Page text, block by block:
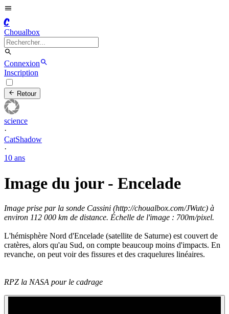
C
Choualbox
Connexion
Inscription
Retour
science
·
CatShadow
·
10 ans
Image du jour - Encelade
Image prise par la sonde Cassini (http://choualbox.com/JWutc) à
environ 112 000 km de distance. Échelle de l'image : 700m/pixel.
L'hémisphère Nord d'Encelade (satellite de Saturne) est couvert de
cratères, alors qu'au Sud, on compte beaucoup moins d'impacts. En
revanche, on peut voir des fissures et des craquelures linéaires.
RPZ la NASA pour le cadrage